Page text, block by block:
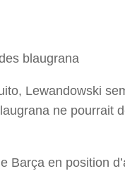
blaugrana
Lewandowski
ne pourrait
Barça en position